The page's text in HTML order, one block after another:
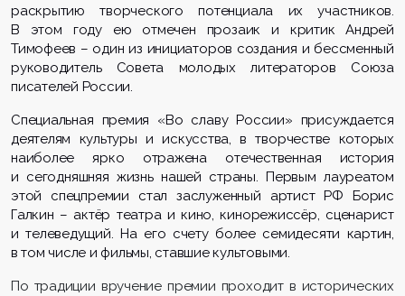
раскрытию творческого потенциала их участников.
В этом году ею отмечен прозаик и критик Андрей
Тимофеев – один из инициаторов создания и бессменный
руководитель Совета молодых литераторов Союза
писателей России.
Специальная премия «Во славу России» присуждается
деятелям культуры и искусства, в творчестве которых
наиболее ярко отражена отечественная история
и сегодняшняя жизнь нашей страны. Первым лауреатом
этой спецпремии стал заслуженный артист РФ Борис
Галкин – актёр театра и кино, кинорежиссёр, сценарист
и телеведущий. На его счету более семидесяти картин,
в том числе и фильмы, ставшие культовыми.
По традиции вручение премии проходит в исторических